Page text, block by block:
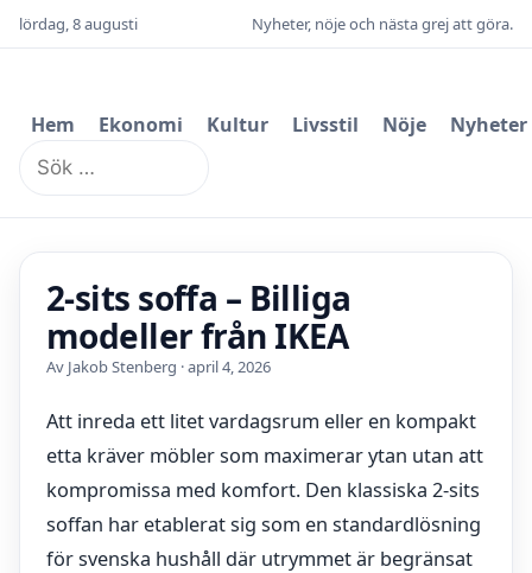
lördag, 8 augusti Nyheter, nöje och nästa grej att göra.
Hem Ekonomi Kultur Livsstil Nöje
Nyheter
Sök
efter:
2-sits soffa – Billiga
modeller från IKEA
Av Jakob Stenberg · april 4, 2026
Att inreda ett litet vardagsrum eller en kompakt
etta kräver möbler som maximerar ytan utan att
kompromissa med komfort. Den klassiska 2-sits
soffan har etablerat sig som en standardlösning
för svenska hushåll där utrymmet är begränsat